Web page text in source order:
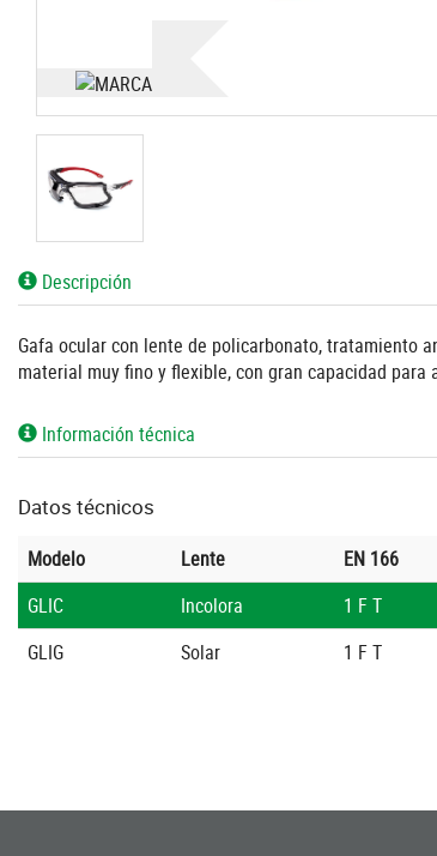
Descripción
Gafa ocular con lente de policarbonato, tratamiento
material muy fino y flexible, con gran capacidad
Información técnica
Datos técnicos
Modelo Lente EN 166
GLIC
Incolora 1 F T
GLIG
Solar 1 F T